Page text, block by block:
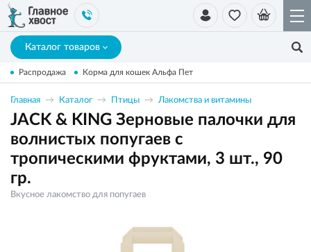
Каталог товаров
Распродажа Корма для кошек Альфа Пет
Главная Каталог Птицы Лакомства и витамины
JACK & KING Зерновые палочки для
волнистых попугаев с
тропическими фруктами, 3 шт., 90
гр.
Вкусное лакомство для попугаев